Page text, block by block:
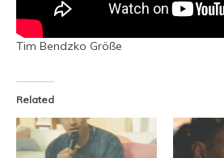
Tim Bendzko Größe
Related